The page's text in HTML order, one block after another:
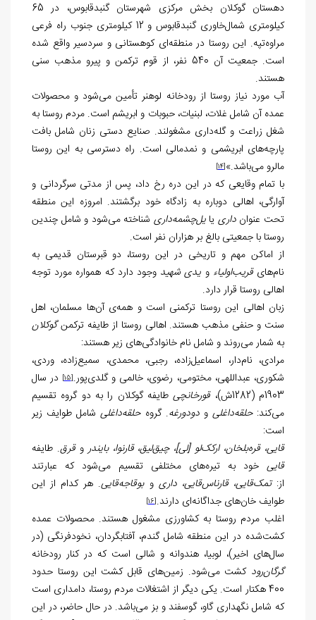
دهستان گوکلان بخش مرکزی شهرستان گنبدقابوس، در 65
کیلومتری شمال‌خاوری گنبدقابوس و 12 کیلومتری جنوب راه فرعی
مراوه‌تپه. این روستا در منطقه‌ای کوهستانی و سردسیر واقع شده
است. جمعیت آن 540 نفر، از قوم ترکمن و پیرو مذهب سنی
هستند.
آب مورد نیاز روستا از رودخانه لوهنر تأمین می‌شود و محصولات
عمده آن شامل غلات، لبنیات، حبوبات و ابریشم است. مردم روستا به
شغل زراعت و گله‌داری مشغولند. صنایع دستی زنان شامل بافت
پارچه‌های ابریشمی و نمدمالی است. راه دسترسی به این روستا
مالرو می‌باشد.»[14]
با تمام وقایعی که در این دره رخ داد، پس از مدتی سرگردانی و
آوارگی، اهالی دوباره به زادگاه خود برگشتند. امروزه این منطقه
تحت عنوانداری یایل‌چشمه‌داری شناخته می‌شود و شامل چندین
روستا با جمعیتی بالغ بر هزاران نفر است.
از اماکن مهم و تاریخی در این روستا، دو قبرستان قدیمی به
نام‌هایقریب‌اولیاء و یدی شهید وجود دارد که همواره مورد توجه
اهالی روستا قرار دارد.
زبان اهالی این روستا ترکمنی است و همه‌ی آن‌ها مسلمان، اهل
سنت و حنفی مذهب هستند. اهالی روستا از طایفه ترکمنگوکلان
به شمار می‌روند و شامل نام خانوادگی‌های زیر هستند:
مرادی، نام‌دار، اسماعیل‌زاده، رجبی، محمدی، سمیع‌زاده، وردی،
شکوری، عبداللهی، مختومی، رضوی، خالمی و گلدی‌پور.[15]
در سال
1903م (1282ش)،
قورخانچیطایفه گوکلان را به دو گروه تقسیم
می‌کند:حلقه‌داغلی ودودورغه. گروهحلقه‌داغلیشامل طوایف زیر
است:
قایی، قره‌بلخان، ارکک‌لو [لی]، چیق‌لیق، قارنوا، بایندروقرق. طایفه
قایی خود به تیره‌های مختلفی تقسیم می‌شود که عبارتند
از:تمک‌قایی، قارناس‌قایی، داری وبوقاجه‌قایی. هر کدام از این
طوایف خان‌های جداگانه‌ای دارند.[16]
اغلب مردم روستا به کشاورزی مشغول هستند. محصولات عمده
کشت‌شده در این منطقه شامل گندم، آفتابگردان، نخودفرنگی (در
سال‌های اخیر)، لوبیا، هندوانه و شالی است که در کنار رودخانه
گرگان‌رود کشت می‌شود. زمین‌های قابل کشت این روستا حدود
400 هکتار است. یکی دیگر از اشتغالات مردم روستا، دامداری است
که شامل نگهداری گاو، گوسفند و بز می‌باشد. در حال حاضر، در این